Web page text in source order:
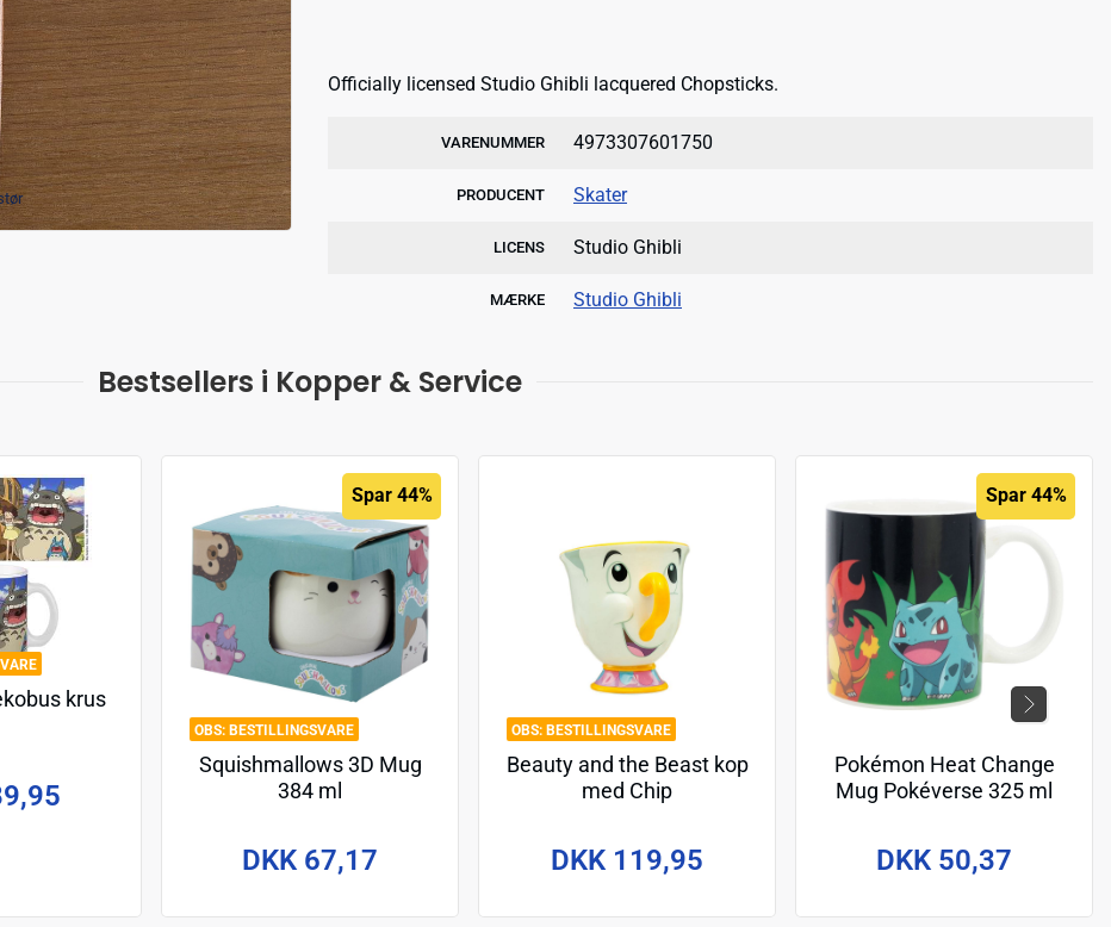
Officially licensed Studio Ghibli lacquered Chopsticks.
VARENUMMER 4973307601750
PRODUCENT Skater
LICENS Studio Ghibli
MÆRKE Studio Ghibli
Bestsellers i Kopper & Service
krus
BESTILLINGSVARE
Spar 44%
Squishmallows 3D Mug
384 ml
DKK 67,17
BESTILLINGSVARE
Beauty and the Beast kop
med Chip
DKK 119,95
Spar 44%
Pokémon Heat Change
Mug Pokéverse 325 ml
DKK 50,37